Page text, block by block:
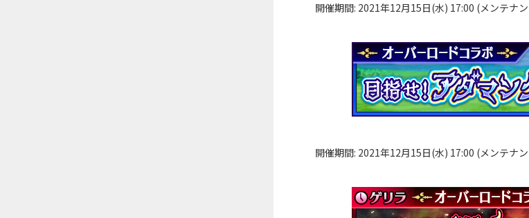
開催期間: 2021年12月15日(水) 17:00 (メンテナ
開催期間: 2021年12月15日(水) 17:00 (メンテナ